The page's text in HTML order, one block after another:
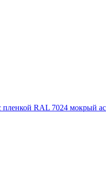
пленкой RAL 7024 мокрый